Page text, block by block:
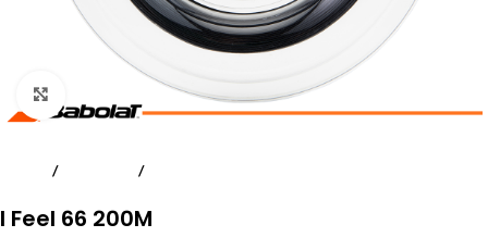
Badminton Cordages
I Feel 66 200M